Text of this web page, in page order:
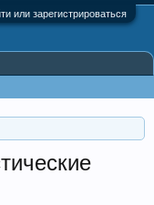
или зарегистрироваться